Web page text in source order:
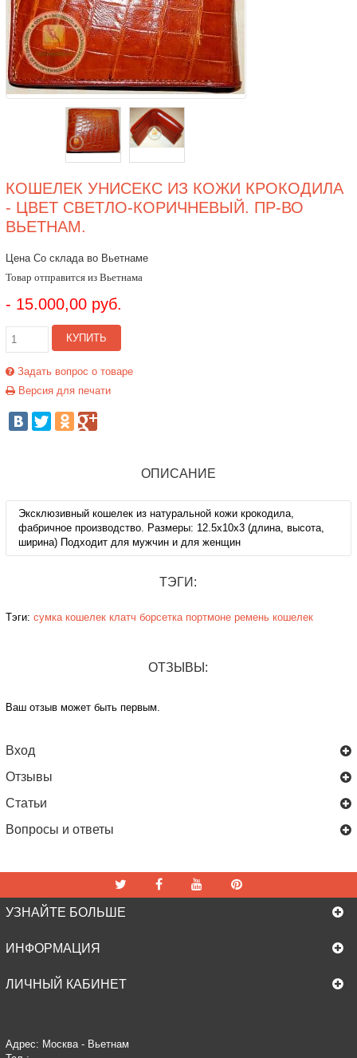
КОШЕЛЕК УНИСЕКС ИЗ КОЖИ КРОКОДИЛА
- ЦВЕТ СВЕТЛО-КОРИЧНЕВЫЙ. ПР-ВО
ВЬЕТНАМ.
Цена Со склада во Вьетнаме
Товар отправится из Вьетнама
- 15.000,00 руб.
КУПИТЬ
Задать вопрос о товаре
Версия для печати
ОПИСАНИЕ
Эксклюзивный кошелек из натуральной кожи крокодила,
фабричное производство. Размеры: 12.5х10х3 (длина, высота,
ширина) Подходит для мужчин и для женщин
ТЭГИ:
Тэги: сумка кошелек клатч борсетка портмоне ремень кошелек
ОТЗЫВЫ:
Ваш отзыв может быть первым.
Вход
Отзывы
Статьи
Вопросы и ответы
УЗНАЙТЕ БОЛЬШЕ
ИНФОРМАЦИЯ
ЛИЧНЫЙ КАБИНЕТ
Адрес: Москва - Вьетнам